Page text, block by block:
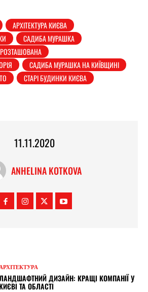
АРХІТЕКТУРА КИЄВА
САДИБА МУРАШКА
САДИБА МУРАШКА НА КИЇВЩИНІ
СТАРІ БУДИНКИ КИЄВА
11.11.2020
ANHELINA KOTKOVA
АРХІТЕКТУРА
ДИЗАЙН: КРАЩІ КОМПАНІЇ У
ТА ОБЛАСТІ